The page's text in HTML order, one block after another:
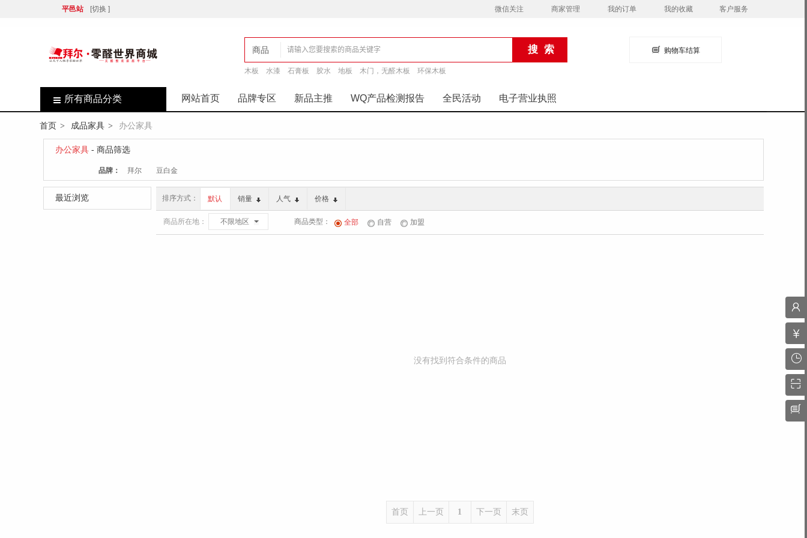
平邑站 [切换 ] 微信关注 商家管理 我的订单 我的收藏 客户服务
商品
店铺
木板 水漆 石膏板 胶水 地板 木门，无醛木板 环保木板
购物车结算
所有商品分类 网站首页 品牌专区 新品主推 WQ产品检测报告 全民活动 电子营业执照
首页 > 成品家具 > 办公家具
办公家具 - 商品筛选
品牌： 拜尔 豆白金
最近浏览 排序方式： 默认 销量 人气 价格
商品所在地： 不限地区 商品类型： 全部 自营 加盟
没有找到符合条件的商品
首页 上一页 1 下一页 末页